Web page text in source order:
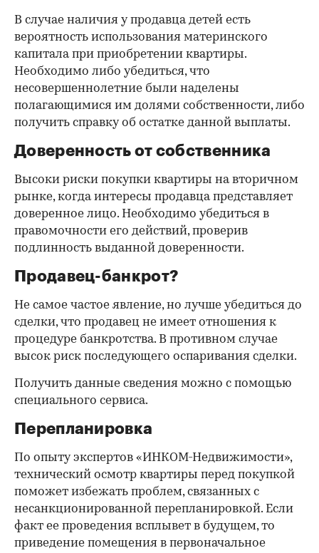
В случае наличия у продавца детей есть
вероятность использования материнского
капитала при приобретении квартиры.
Необходимо либо убедиться, что
несовершеннолетние были наделены
полагающимися им долями собственности, либо
получить справку об остатке данной выплаты.
Доверенность от собственника
Высоки риски покупки квартиры на вторичном
рынке, когда интересы продавца представляет
доверенное лицо. Необходимо убедиться в
правомочности его действий, проверив
подлинность выданной доверенности.
Продавец-банкрот?
Не самое частое явление, но лучше убедиться до
сделки, что продавец не имеет отношения к
процедуре банкротства. В противном случае
высок риск последующего оспаривания сделки.
Получить данные сведения можно с помощью
специального сервиса.
Перепланировка
По опыту экспертов «ИНКОМ-Недвижимости»,
технический осмотр квартиры перед покупкой
поможет избежать проблем, связанных с
несанкционированной перепланировкой. Если
факт ее проведения всплывет в будущем, то
приведение помещения в первоначальное